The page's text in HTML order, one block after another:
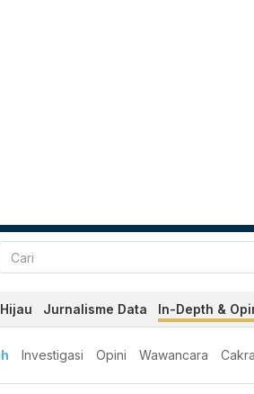
Jurnalisme Data In-Depth &
Investigasi Opini Wawancara